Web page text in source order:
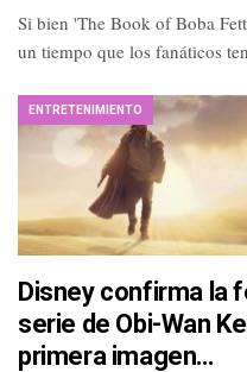
Si bien 'The Book of Boba
un tiempo que los fanáticos
ENTRETENIMIENTO
Disney confirma la
serie de Obi-Wan
primera imagen…